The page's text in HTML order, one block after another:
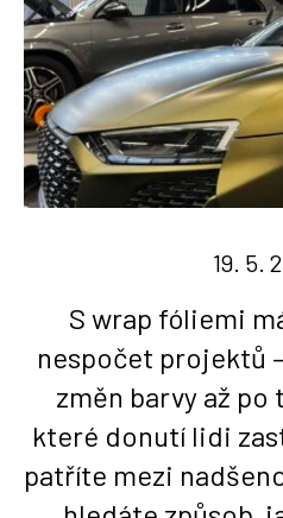
19. 5.
S wrap fóliemi
nespočet projektů
změn barvy až
které donutí lidi
patříte mezi